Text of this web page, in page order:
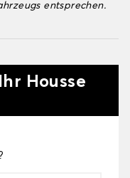
entsprechen.
Housse